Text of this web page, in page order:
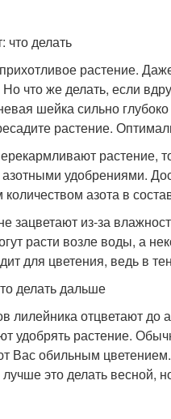
что делать
растение.
Но что же делать, если
шейка сильно
растение.
растение,
удобрениями.
количеством азота в
зацветают из-за
расти возле воды, а
для цветения, ведь в
делать дальше
лилейника отцветают до
удобрять растение.
Вас обильным
это делать весной,